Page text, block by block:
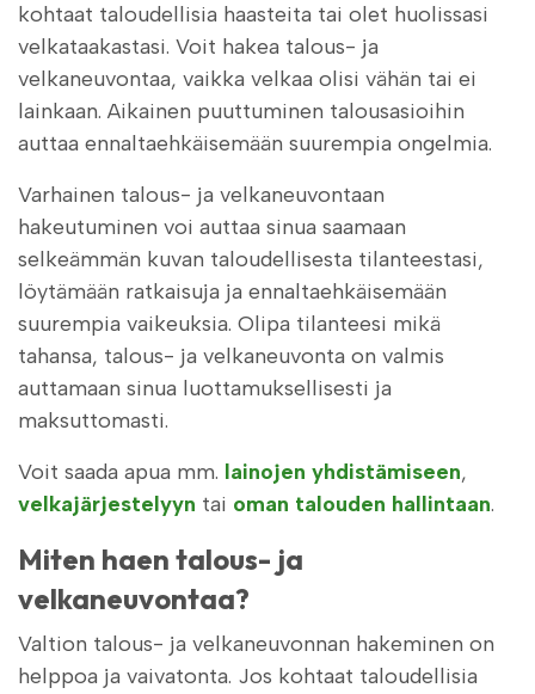
kohtaat taloudellisia haasteita tai olet huolissasi
velkataakastasi. Voit hakea talous- ja
velkaneuvontaa, vaikka velkaa olisi vähän tai ei
lainkaan. Aikainen puuttuminen talousasioihin
auttaa ennaltaehkäisemään suurempia ongelmia.
Varhainen talous- ja velkaneuvontaan
hakeutuminen voi auttaa sinua saamaan
selkeämmän kuvan taloudellisesta tilanteestasi,
löytämään ratkaisuja ja ennaltaehkäisemään
suurempia vaikeuksia. Olipa tilanteesi mikä
tahansa, talous- ja velkaneuvonta on valmis
auttamaan sinua luottamuksellisesti ja
maksuttomasti.
Voit saada apua mm. lainojen yhdistämiseen,
velkajärjestelyyn tai oman talouden hallintaan.
Miten haen talous- ja
velkaneuvontaa?
Valtion talous- ja velkaneuvonnan hakeminen on
helppoa ja vaivatonta. Jos kohtaat taloudellisia